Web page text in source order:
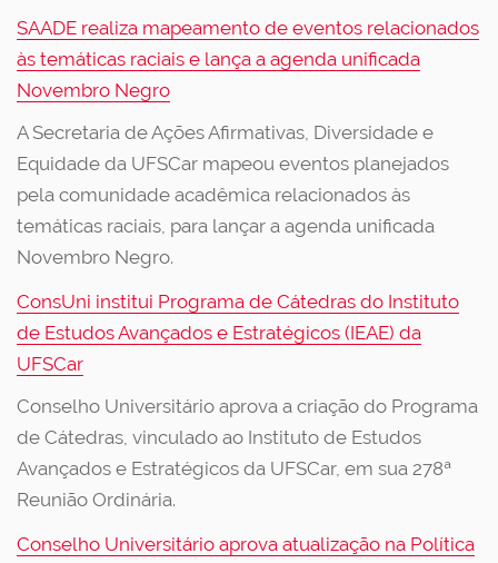
SAADE realiza mapeamento de eventos relacionados
às temáticas raciais e lança a agenda unificada
Novembro Negro
A Secretaria de Ações Afirmativas, Diversidade e
Equidade da UFSCar mapeou eventos planejados
pela comunidade acadêmica relacionados às
temáticas raciais, para lançar a agenda unificada
Novembro Negro.
ConsUni institui Programa de Cátedras do Instituto
de Estudos Avançados e Estratégicos (IEAE) da
UFSCar
Conselho Universitário aprova a criação do Programa
de Cátedras, vinculado ao Instituto de Estudos
Avançados e Estratégicos da UFSCar, em sua 278ª
Reunião Ordinária.
Conselho Universitário aprova atualização na Política